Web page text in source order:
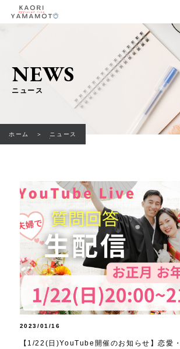
NEWS
ニュース
ホーム ニュース
2023/01/16
【1/22(日)YouTube開催のお知らせ】恋愛